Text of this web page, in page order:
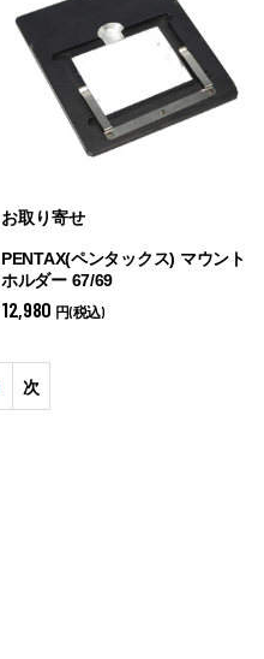
お取り寄せ
PENTAX(ペンタックス) マウント
ホルダー 67/69
12,980 円(税込)
次